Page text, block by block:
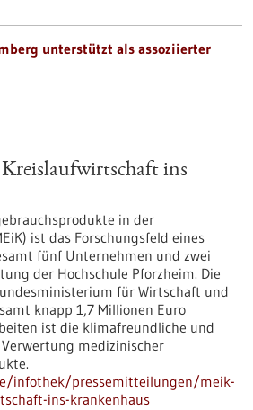
unterstützt als assoziierter
ins
in der
ist das Forschungsfeld eines
fünf Unternehmen und zwei
der Hochschule Pforzheim. Die
für Wirtschaft und
knapp 1,7 Millionen Euro
ist die klimafreundliche und
medizinischer
infothek/pressemitteilungen/meik-
ins-krankenhaus